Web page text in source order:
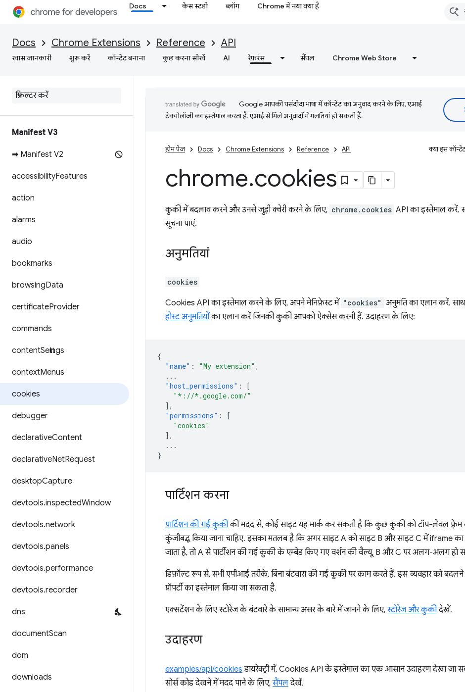
Docs केस स्टडी ब्लॉग Chrome में नया क्या है
Docs Chrome Extensions Reference API
खास जानकारी शुरू करें कॉन्टेंट बनाना कुछ करना सीखें AI रेफ़रंस सैंपल Chrome Web Store
Manifest V3
➡ Manifest V2
accessibilityFeatures
action
alarms
audio
bookmarks
browsingData
certificateProvider
commands
contentSettings
contextMenus
cookies
debugger
declarativeContent
declarativeNetRequest
desktopCapture
devtools.inspectedWindow
devtools.network
devtools.panels
devtools.performance
devtools.recorder
dns
documentScan
dom
downloads
Google आपकी पसंदीदा भाषा में कॉन्टेंट का अनुवाद करने के लिए, एआई
टेक्नोलॉजी का इस्तेमाल करता है. एआई से मिले अनुवादों में गलतियां हो सकती हैं.
होम पेज Docs Chrome Extensions Reference API क्या इस
chrome.cookies
कुकी में बदलाव करने और उनसे जुड़ी क्वेरी करने के लिए, chrome.cookies API का इस्तेमाल करें.
सूचना पाएं.
अनुमतियां
cookies
Cookies API का इस्तेमाल करने के लिए, अपने मेनिफ़ेस्ट में "cookies" अनुमति का एलान करें.
होस्ट अनुमतियोंका एलान करें जिनकी कुकी आपको ऐक्सेस करनी हैं. उदाहरण के लिए:
{
"name" : "My extension" ,
...
"host_permissions" :
[
"*://*.google.com/"
],
"permissions" :
[
"cookies"
],
...
}
पार्टिशन करना
पार्टिशन की गई कुकीकी मदद से, कोई साइट यह मार्क कर सकती है कि कुछ कुकी को टॉप-लेवल फ़्रेम
कुंजीबद्ध किया जाना चाहिए. इसका मतलब है कि अगर साइट A को साइट B और साइट C में iframe
जाता है, तो A से पार्टीशन की गई कुकी के एम्बेड किए गए वर्शन की वैल्यू, B और C पर अलग-अलग हो
डिफ़ॉल्ट रूप से, सभी एपीआई तरीके, बिना बंटवारा की गई कुकी पर काम करते हैं. इस व्यवहार को
प्रॉपर्टी का इस्तेमाल किया जा सकता है.
एक्सटेंशन के लिए स्टोरेज के बंटवारे के सामान्य असर के बारे में जानने के लिए, स्टोरेज और कुकीदेखें.
उदाहरण
examples/api/cookies डायरेक्ट्री में, Cookies API के इस्तेमाल का एक आसान उदाहरण देखा जा
सोर्स कोड देखने में मदद पाने के लिए,सैंपलदेखें.